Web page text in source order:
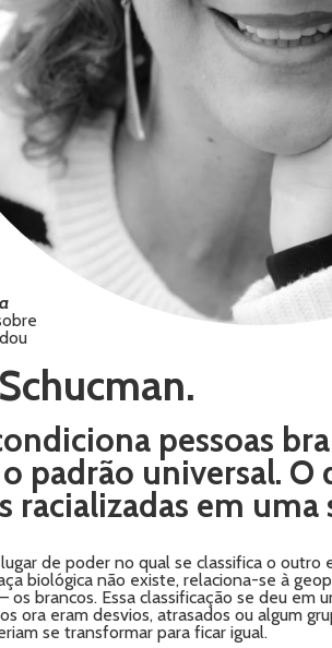
pessoas
padrão universal. O
racializadas em uma
de poder no qual se classifica o outro
biológica não existe, relaciona-se à
brancos. Essa classificação se deu
ora eram desvios, atrasados ou algum
se transformar para ficar igual.